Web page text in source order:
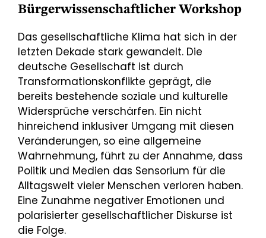
Bürgerwissenschaftlicher Workshop
Das gesellschaftliche Klima hat sich in der
letzten Dekade stark gewandelt. Die
deutsche Gesellschaft ist durch
Transformationskonflikte geprägt, die
bereits bestehende soziale und kulturelle
Widersprüche verschärfen. Ein nicht
hinreichend inklusiver Umgang mit diesen
Veränderungen, so eine allgemeine
Wahrnehmung, führt zu der Annahme, dass
Politik und Medien das Sensorium für die
Alltagswelt vieler Menschen verloren haben.
Eine Zunahme negativer Emotionen und
polarisierter gesellschaftlicher Diskurse ist
die Folge.